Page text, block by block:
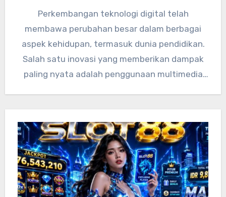
Perkembangan teknologi digital telah
membawa perubahan besar dalam berbagai
aspek kehidupan, termasuk dunia pendidikan.
Salah satu inovasi yang memberikan dampak
paling nyata adalah penggunaan multimedia